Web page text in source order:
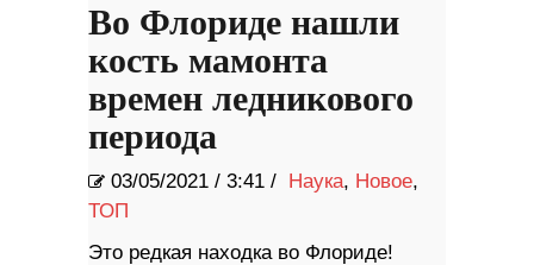
Во Флориде нашли
кость мамонта
времен ледникового
периода
03/05/2021 / 3:41 / Наука, Новое,
ТОП
Это редкая находка во Флориде!